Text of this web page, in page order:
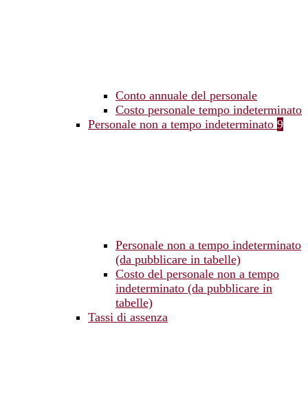
Conto annuale del personale
Costo personale tempo indeterminato
Personale non a tempo indeterminato 9
Personale non a tempo indeterminato
(da pubblicare in tabelle)
Costo del personale non a tempo
indeterminato (da pubblicare in
tabelle)
Tassi di assenza